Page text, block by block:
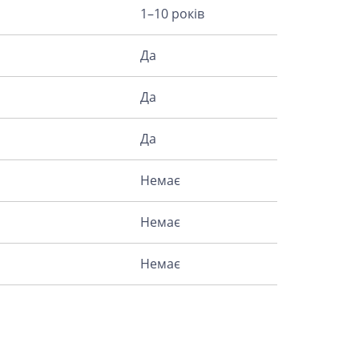
1–10 років
Да
Да
Да
Немає
Немає
Немає